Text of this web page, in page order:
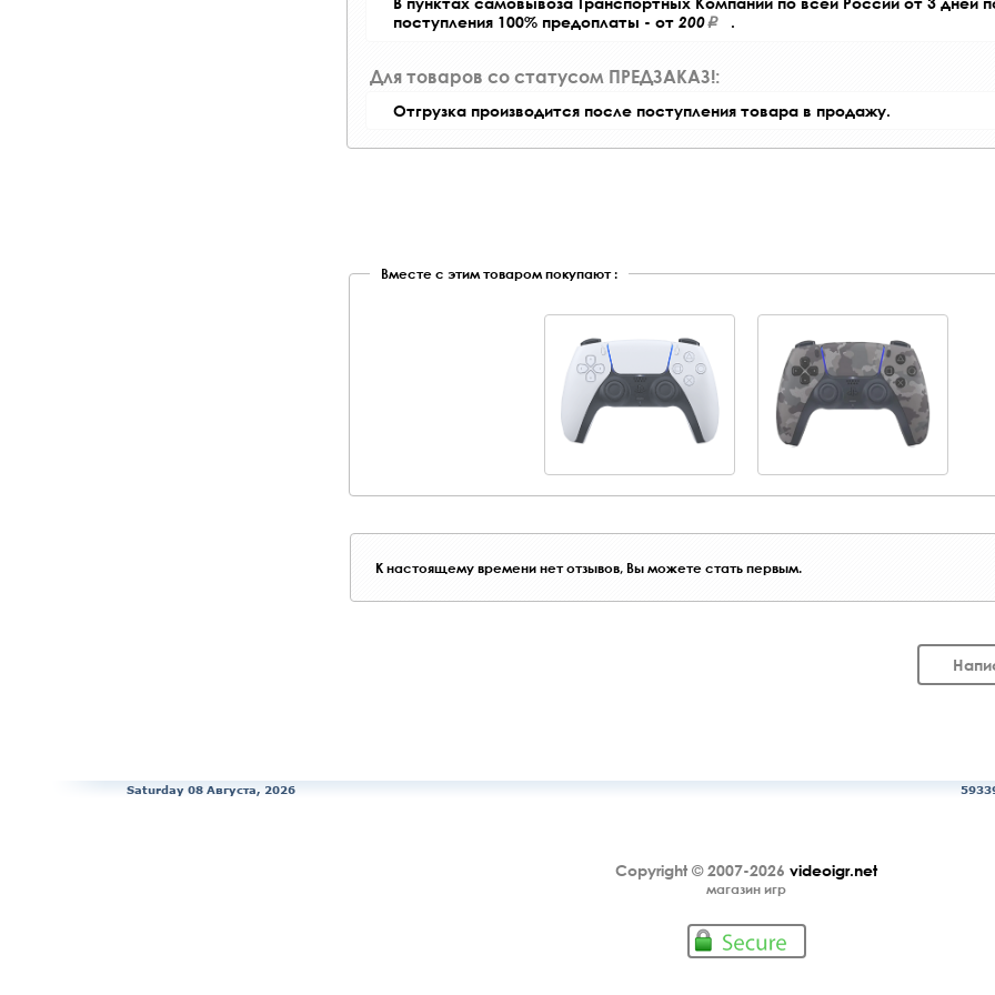
поступления 100% предоплаты - от 200 .
Для товаров со статусом ПРЕДЗАКАЗ!:
Отгрузка производится после поступления товара в продажу.
Вместе с этим товаром покупают :
К настоящему времени нет отзывов, Вы можете стать первым.
Saturday 08 Августа, 2026
Copyright © 2007-2026 videoigr.net
магазин игр